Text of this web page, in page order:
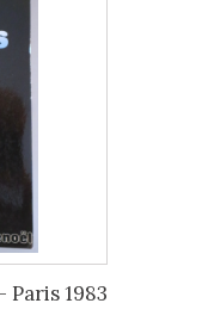
Paris 1983